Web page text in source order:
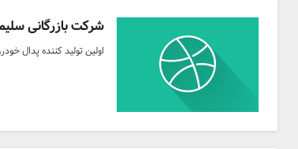
شرکت بازرگانی
اولین تولید کننده پدال